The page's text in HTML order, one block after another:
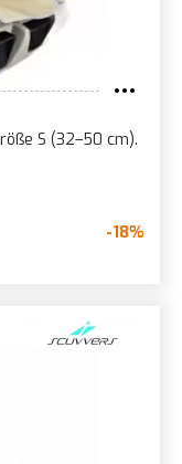
S (32–50 cm).
-18%